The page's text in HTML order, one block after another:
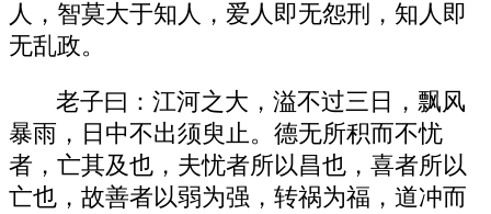
人，智莫大于知人，爱人即无怨刑，知人即
无乱政。
老子曰：江河之大，溢不过三日，飘风
暴雨，日中不出须臾止。德无所积而不忧
者，亡其及也，夫忧者所以昌也，喜者所以
亡也，故善者以弱为强，转祸为福，道冲而